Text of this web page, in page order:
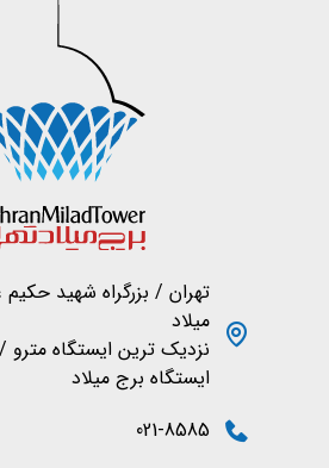
تهران / بزرگراه شهید
میلاد
نزدیک ترین ایستگاه
ایستگاه برج میلاد
021-8585